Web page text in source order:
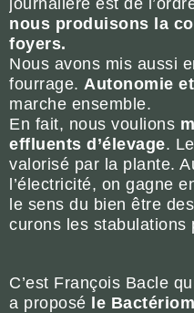
journalière est de
nous produisons la
foyers.
Nous avons mis aussi
fourrage. Autonomie
marche ensemble.
En fait, nous voulions
effluents d’élevage.
valorisé par la plante.
l’électricité, on gagne
le sens du bien être
curons les stabulations
C’est François Bacle
a proposé le